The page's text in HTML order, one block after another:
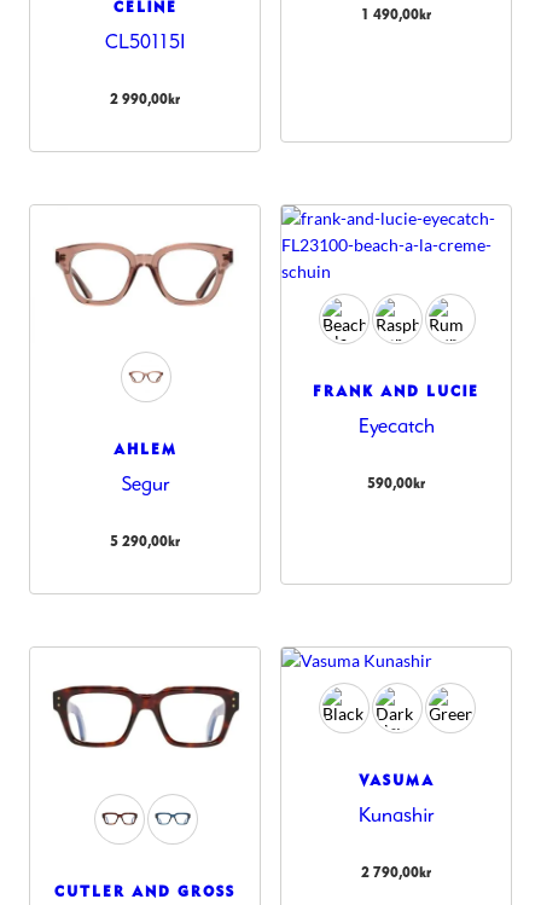
CELINE
CL50115I
2 990,00kr
1 490,00kr
AHLEM
Segur
5 290,00kr
FRANK AND LUCIE
Eyecatch
590,00kr
CUTLER AND GROSS
VASUMA
Kunashir
2 790,00kr